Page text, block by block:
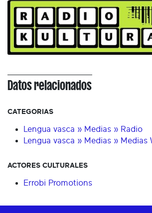
Datos relacionados
CATEGORIAS
Lengua vasca » Medias » Radio
Lengua vasca » Medias » Medias
ACTORES CULTURALES
Errobi Promotions